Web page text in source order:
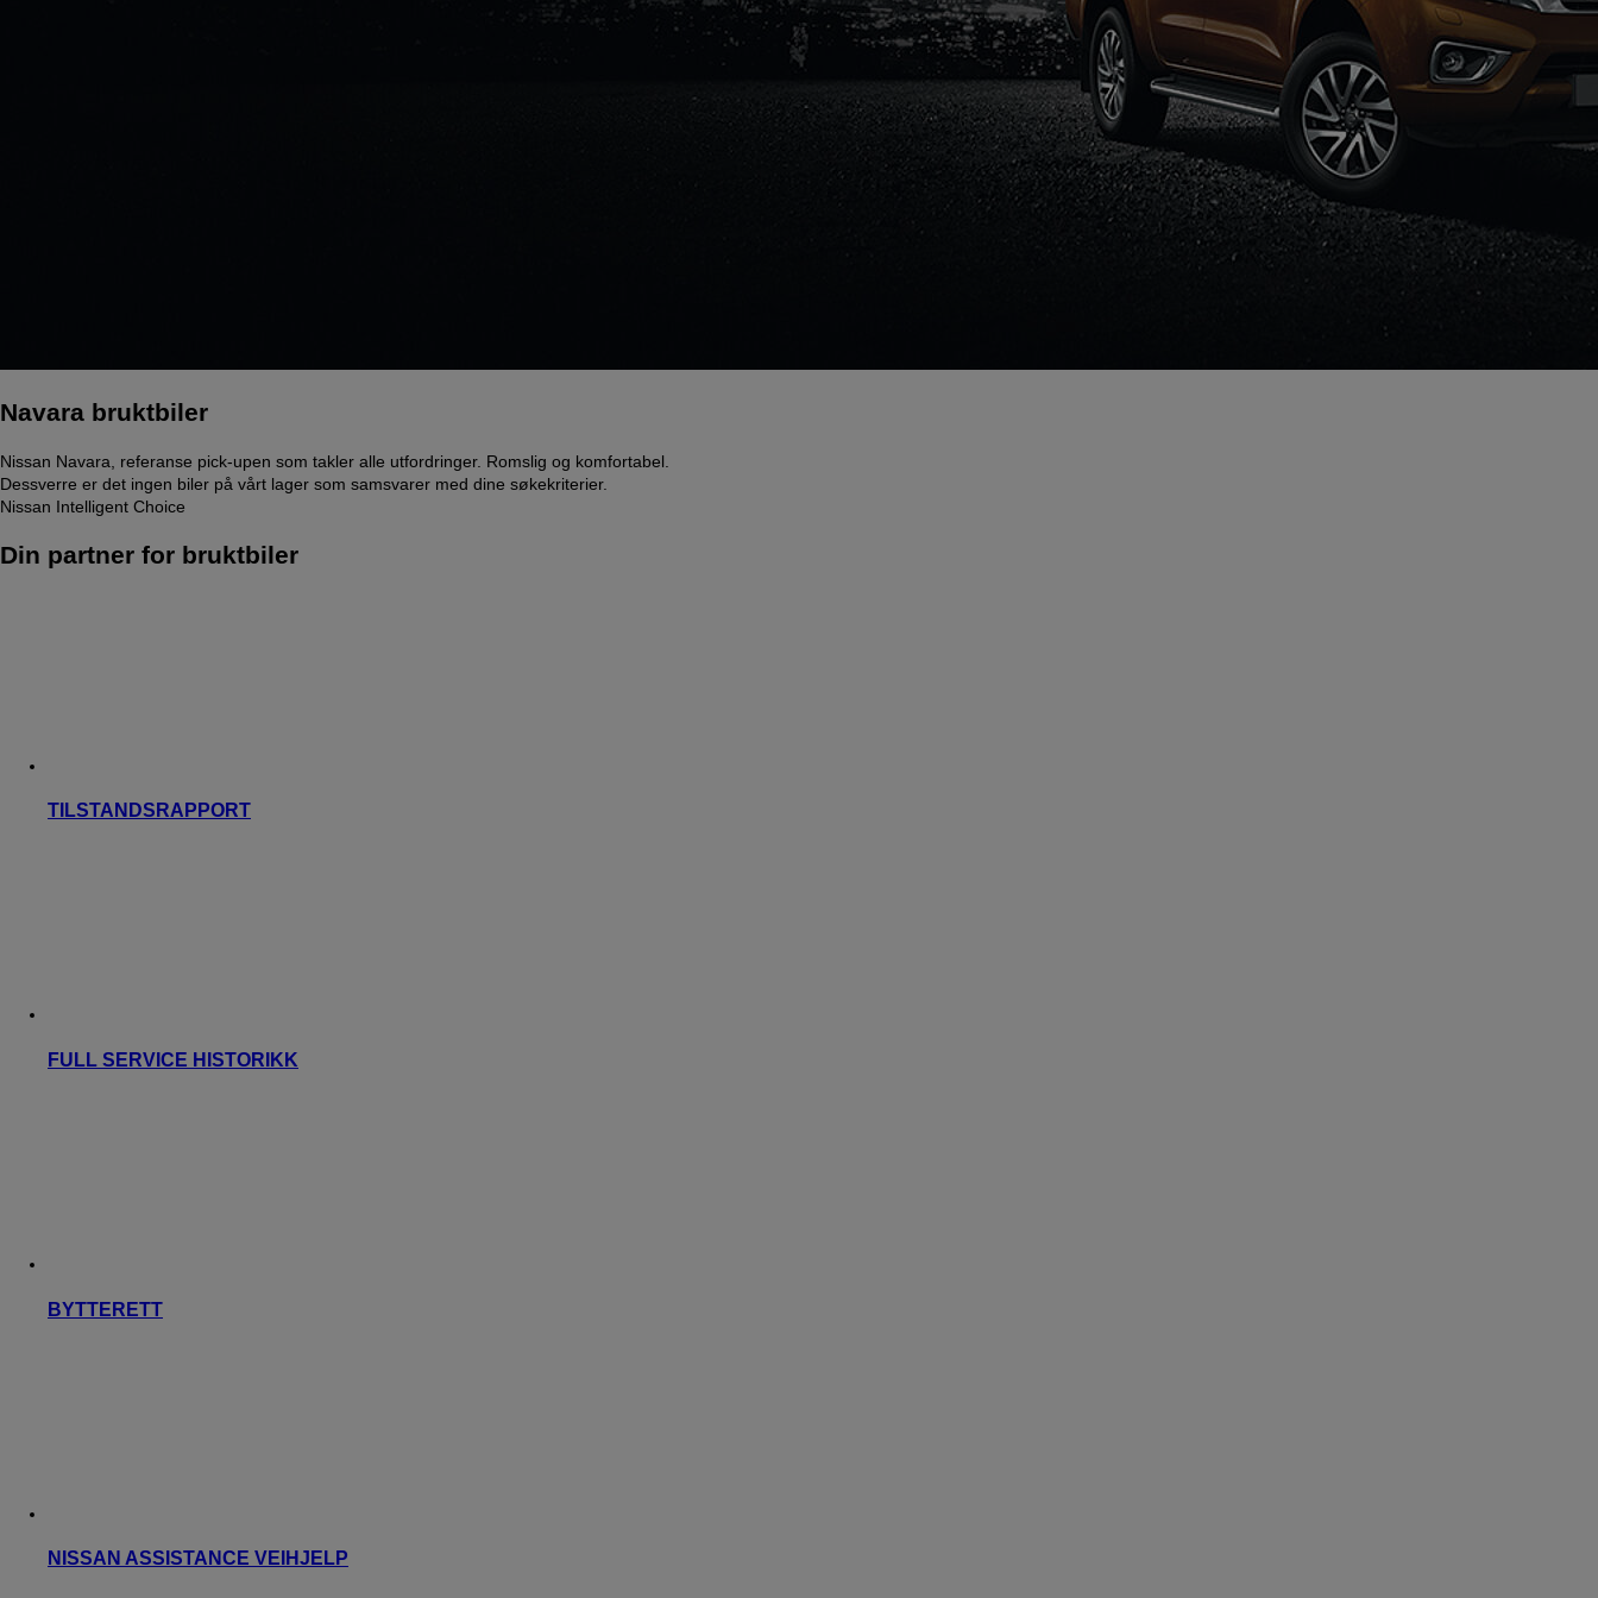
Navara bruktbiler
Nissan Navara, referanse pick-upen som takler alle utfordringer. Romslig og komfortabel.
Dessverre er det ingen biler på vårt lager som samsvarer med dine søkekriterier.
Nissan Intelligent Choice
Din partner for bruktbiler
TILSTANDSRAPPORT
FULL SERVICE HISTORIKK
BYTTERETT
NISSAN ASSISTANCE VEIHJELP